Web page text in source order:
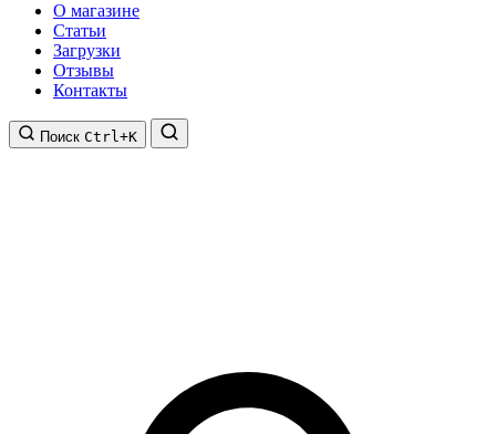
О магазине
Статьи
Загрузки
Отзывы
Контакты
Поиск Ctrl+K